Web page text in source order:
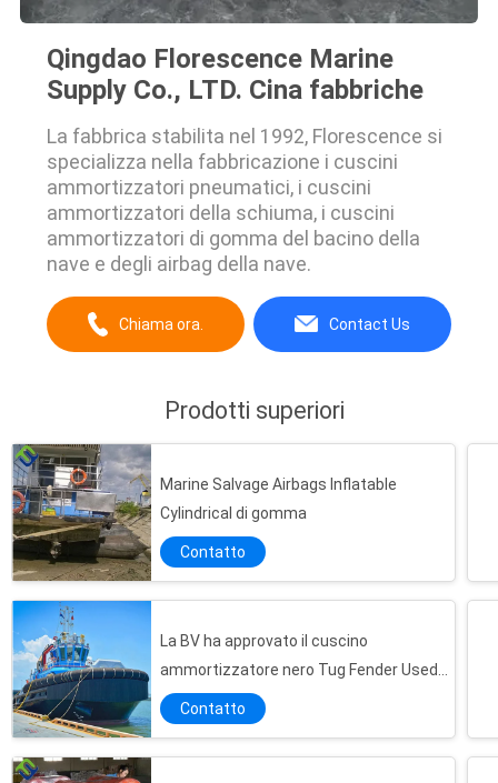
Qingdao Florescence Marine
Supply Co., LTD. Cina fabbriche
La fabbrica stabilita nel 1992, Florescence si
specializza nella fabbricazione i cuscini
ammortizzatori pneumatici, i cuscini
ammortizzatori della schiuma, i cuscini
ammortizzatori di gomma del bacino della
nave e degli airbag della nave.
Chiama ora. Contact Us
Prodotti superiori
Marine Salvage Airbags Inflatable
Cylindrical di gomma
Contatto
La BV ha approvato il cuscino
ammortizzatore nero Tug Fender Used
del rimorchiatore di m. Type Rubber
Fenders per lo STS
Contatto